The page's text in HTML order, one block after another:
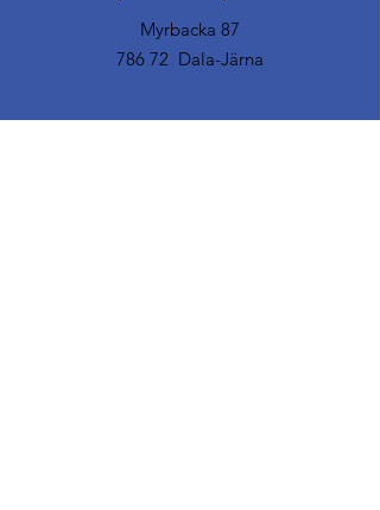
Myrbacka 87
786 72 Dala-Järna